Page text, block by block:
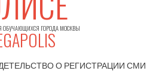
ГОРОДА МОСКВЫ
О РЕГИСТРАЦИИСМИ